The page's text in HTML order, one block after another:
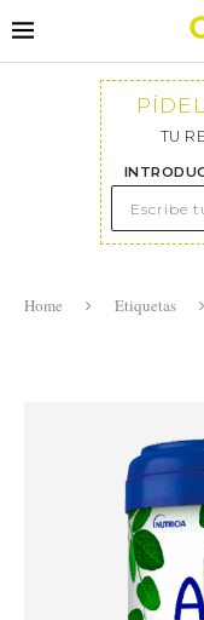
TU
Home Etiquetas